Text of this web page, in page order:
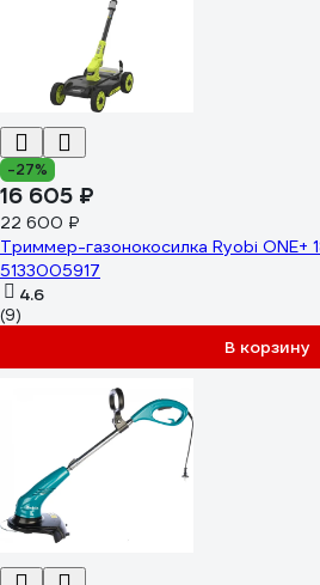
-27%
16 605 ₽
22 600 ₽
Триммер-газонокосилка Ryobi ONE+
5133005917
4.6
(9)
В корзину